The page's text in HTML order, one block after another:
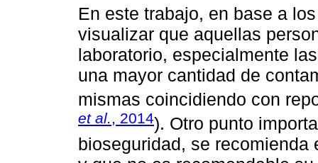
En este trabajo, en base a
visualizar que aquellas
laboratorio, especialmente
una mayor cantidad de
mismas coincidiendo con
et al., 2014). Otro punto
bioseguridad, se